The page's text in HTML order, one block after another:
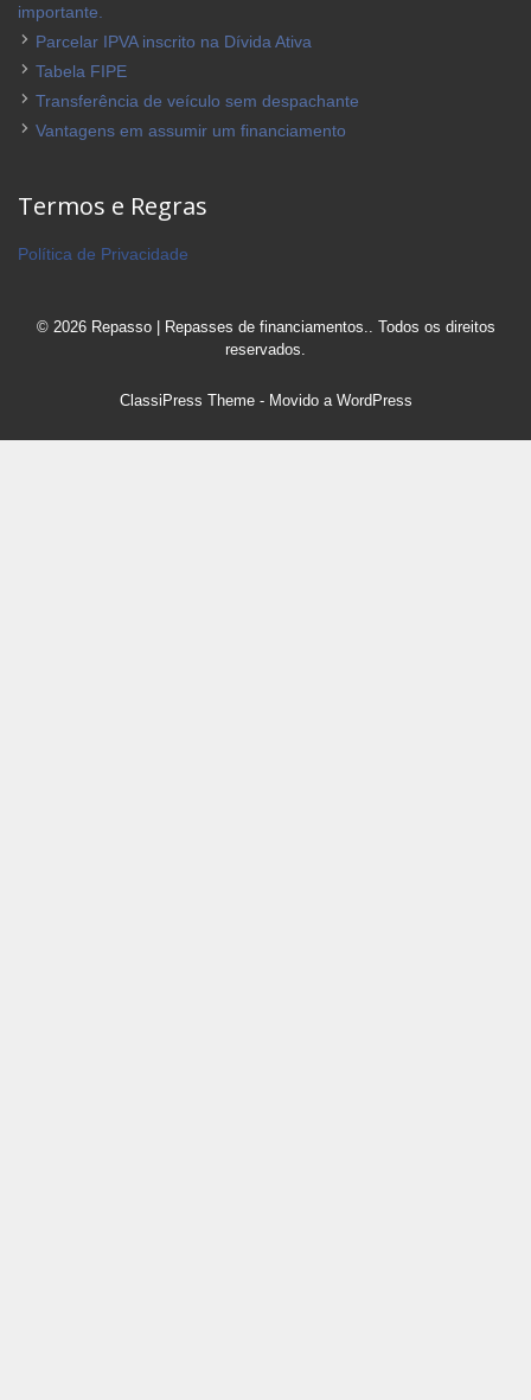
importante.
Parcelar IPVA inscrito na Dívida Ativa
Tabela FIPE
Transferência de veículo sem despachante
Vantagens em assumir um financiamento
Termos e Regras
Política de Privacidade
© 2026 Repasso | Repasses de financiamentos.. Todos os direitos
reservados.
ClassiPress Theme- Movido a WordPress